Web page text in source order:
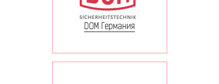
DOM Германия